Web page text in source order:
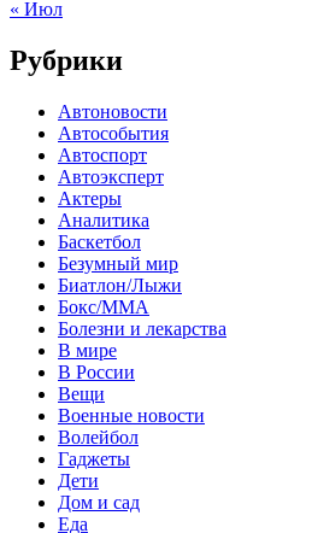
« Июл
Рубрики
Автоновости
Автособытия
Автоспорт
Автоэксперт
Актеры
Аналитика
Баскетбол
Безумный мир
Биатлон/Лыжи
Бокс/MMA
Болезни и лекарства
В мире
В России
Вещи
Военные новости
Волейбол
Гаджеты
Дети
Дом и сад
Еда